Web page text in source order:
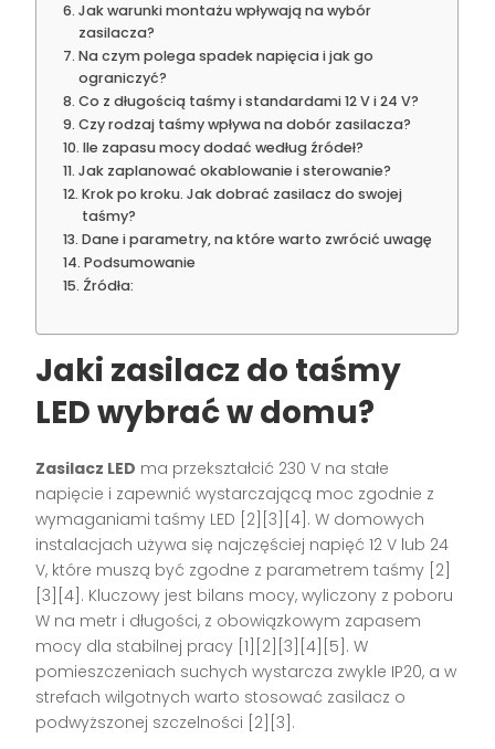
Jak warunki montażu wpływają na wybór
zasilacza?
Na czym polega spadek napięcia i jak go
ograniczyć?
Co z długością taśmy i standardami 12 V i 24 V?
Czy rodzaj taśmy wpływa na dobór zasilacza?
Ile zapasu mocy dodać według źródeł?
Jak zaplanować okablowanie i sterowanie?
Krok po kroku. Jak dobrać zasilacz do swojej
taśmy?
Dane i parametry, na które warto zwrócić uwagę
Podsumowanie
Źródła:
Jaki zasilacz do taśmy
LED wybrać w domu?
Zasilacz LED ma przekształcić 230 V na stałe
napięcie i zapewnić wystarczającą moc zgodnie z
wymaganiami taśmy LED [2][3][4]. W domowych
instalacjach używa się najczęściej napięć 12 V lub 24
V, które muszą być zgodne z parametrem taśmy [2]
[3][4]. Kluczowy jest bilans mocy, wyliczony z poboru
W na metr i długości, z obowiązkowym zapasem
mocy dla stabilnej pracy [1][2][3][4][5]. W
pomieszczeniach suchych wystarcza zwykle IP20, a w
strefach wilgotnych warto stosować zasilacz o
podwyższonej szczelności [2][3].